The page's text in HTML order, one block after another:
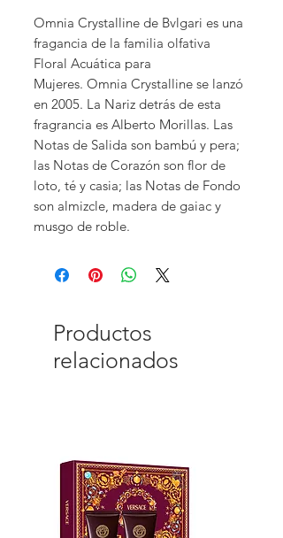
Omnia Crystalline de Bvlgari es una
fragancia de la familia olfativa
Floral Acuática para
Mujeres. Omnia Crystalline se lanzó
en 2005. La Nariz detrás de esta
fragrancia es Alberto Morillas. Las
Notas de Salida son bambú y pera;
las Notas de Corazón son flor de
loto, té y casia; las Notas de Fondo
son almizcle, madera de gaiac y
musgo de roble.
Productos
relacionados